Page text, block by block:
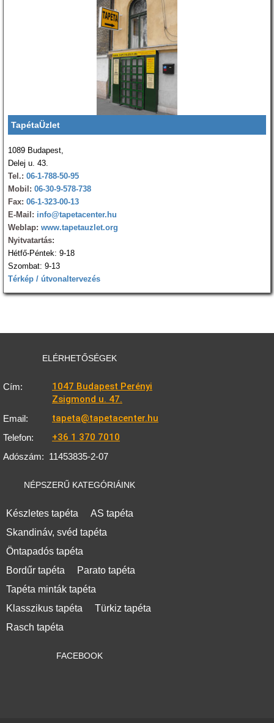
TapétaÜzlet
1089 Budapest,
Delej u. 43.
Tel.: 06-1-788-50-95
Mobil: 06-30-9-578-738
Fax: 06-1-323-00-13
E-Mail: info@tapetacenter.hu
Weblap: www.tapetauzlet.org
Nyitvatartás:
Hétfő-Péntek: 9-18
Szombat: 9-13
Térkép / útvonaltervezés
ELÉRHETŐSÉGEK
Cím:
1047 Budapest Perényi
Zsigmond u. 47.
Email: tapeta@tapetacenter.hu
Telefon: +36 1 370 7010
Adószám: 11453835-2-07
NÉPSZERŰ KATEGÓRIÁINK
Készletes tapéta
AS tapéta
Skandináv, svéd tapéta
Öntapadós tapéta
Bordűr tapéta
Parato tapéta
Tapéta minták tapéta
Klasszikus tapéta
Türkiz tapéta
Rasch tapéta
FACEBOOK